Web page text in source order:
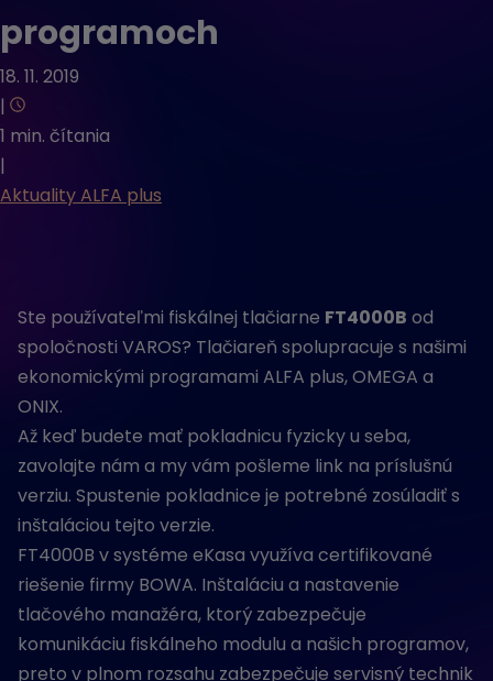
programoch
18. 11. 2019
|
1 min. čítania
|
Aktuality ALFA plus
Ste používateľmi fiskálnej tlačiarne FT4000B od
spoločnosti VAROS? Tlačiareň spolupracuje s našimi
ekonomickými programami ALFA plus, OMEGA a
ONIX.
Až keď budete mať pokladnicu fyzicky u seba,
zavolajte nám a my vám pošleme link na príslušnú
verziu. Spustenie pokladnice je potrebné zosúladiť s
inštaláciou tejto verzie.
FT4000B v systéme eKasa využíva certifikované
riešenie firmy BOWA. Inštaláciu a nastavenie
tlačového manažéra, ktorý zabezpečuje
komunikáciu fiskálneho modulu a našich programov,
preto v plnom rozsahu zabezpečuje servisný technik